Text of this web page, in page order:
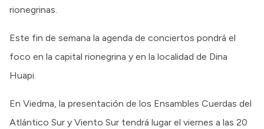
rionegrinas.
Este fin de semana la agenda de conciertos pondrá el
foco en la capital rionegrina y en la localidad de Dina
Huapi.
En Viedma, la presentación de los Ensambles Cuerdas del
Atlántico Sur y Viento Sur tendrá lugar el viernes a las 20